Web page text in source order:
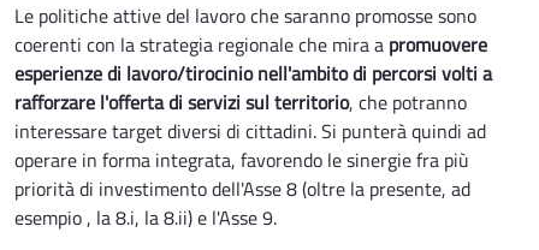
Le politiche attive del lavoro che saranno promosse sono
coerenti con la strategia regionale che mira a promuovere
esperienze di lavoro/tirocinio nell'ambito di percorsi volti a
rafforzare l'offerta di servizi sul territorio, che potranno
interessare target diversi di cittadini. Si punterà quindi ad
operare in forma integrata, favorendo le sinergie fra più
priorità di investimento dell'Asse 8 (oltre la presente, ad
esempio , la 8.i, la 8.ii) e l'Asse 9.